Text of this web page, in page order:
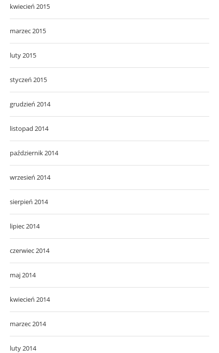
kwiecień 2015
marzec 2015
luty 2015
styczeń 2015
grudzień 2014
listopad 2014
październik 2014
wrzesień 2014
sierpień 2014
lipiec 2014
czerwiec 2014
maj 2014
kwiecień 2014
marzec 2014
luty 2014